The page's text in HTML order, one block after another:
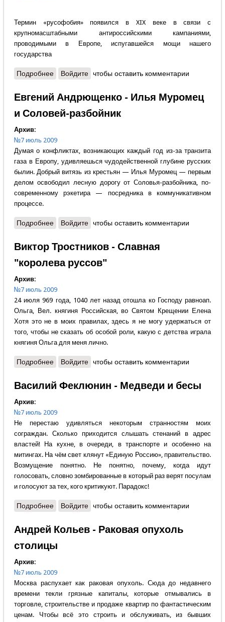
Термин «русофобия» появился в XIX веке в связи с
крупномасштабными антироссийскими кампаниями,
проводимыми в Европе, испугавшейся мощи нашего
государства
Подробнеео Андрей Савельев - Русофобия жива
Войдите чтобы оставить комментарии
Евгений Андрющенко - Илья Муромец
и Соловей-разбойник
Архив:
№7 июль 2009
Думая о конфликтах, возникающих каждый год из-за транзита
газа в Европу, удивляешься чудодейственной глубине русских
былин. Добрый витязь из крестьян — Илья Муромец — первым
делом освободил лесную дорогу от Соловья-разбойника, по-
современному рэкетира — посредника в коммуникативном
процессе.
Подробнеео Евгений Андрющенко - Илья Муромец и
Войдите чтобы оставить комментарии
Виктор Тростников - Славная
"королева руссов"
Архив:
№7 июль 2009
24 июля 969 года, 1040 лет назад отошла ко Господу равноап.
Ольга, Вел. княгиня Российская, во Святом Крещении Елена
Хотя это не в моих правилах, здесь я не могу удержаться от
того, чтобы не сказать об особой роли, какую с детства играла
княгиня Ольга для меня лично.
Подробнеео Виктор Тростников - Славная "королева руссов"
Войдите чтобы оставить комментарии
Василий Феклюнин - Медведи и бесы
Архив:
№7 июль 2009
Не перестаю удивляться некоторым странностям моих
сограждан. Сколько приходится слышать стенаний в адрес
властей! На кухне, в очереди, в транспорте и особенно на
митингах. На чём свет клянут «Единую Россию», правительство.
Возмущение понятно. Не понятно, почему, когда идут
голосовать, словно зомбированные в который раз верят посулам
и голосуют за тех, кого критикуют. Парадокс!
Подробнеео Василий Феклюнин - Медведи и бесы
Войдите чтобы оставить комментарии
Андрей Кольев - Раковая опухоль
столицы
Архив:
№7 июль 2009
Москва распухает как раковая опухоль. Сюда до недавнего
времени текли грязные капиталы, которые отмывались в
торговле, строительстве и продаже квартир по фантастическим
ценам. Чтобы всё это строить и обслуживать, из бывших